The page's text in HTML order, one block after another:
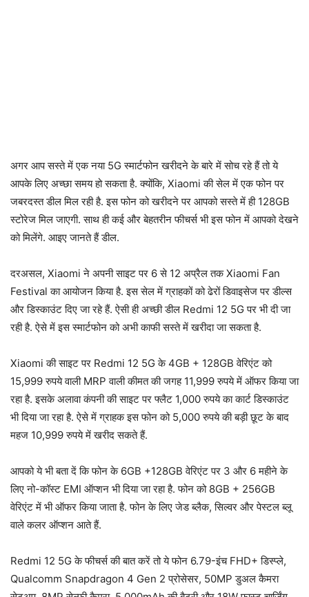
अगर आप सस्ते में एक नया 5G स्मार्टफोन खरीदने के बारे में सोच रहे हैं तो ये
आपके लिए अच्छा समय हो सकता है. क्योंकि, Xiaomi की सेल में एक फोन पर
जबरदस्त डील मिल रही है. इस फोन को खरीदने पर आपको सस्ते में ही 128GB
स्टोरेज मिल जाएगी. साथ ही कई और बेहतरीन फीचर्स भी इस फोन में आपको देखने
को मिलेंगे. आइए जानते हैं डील.
दरअसल, Xiaomi ने अपनी साइट पर 6 से 12 अप्रैल तक Xiaomi Fan
Festival का आयोजन किया है. इस सेल में ग्राहकों को ढेरों डिवाइसेज पर डील्स
और डिस्काउंट दिए जा रहे हैं. ऐसी ही अच्छी डील Redmi 12 5G पर भी दी जा
रही है. ऐसे में इस स्मार्टफोन को अभी काफी सस्ते में खरीदा जा सकता है.
Xiaomi की साइट पर Redmi 12 5G के 4GB + 128GB वेरिएंट को
15,999 रुपये वाली MRP वाली कीमत की जगह 11,999 रुपये में ऑफर किया जा
रहा है. इसके अलावा कंपनी की साइट पर फ्लैट 1,000 रुपये का कार्ट डिस्काउंट
भी दिया जा रहा है. ऐसे में ग्राहक इस फोन को 5,000 रुपये की बड़ी छूट के बाद
महज 10,999 रुपये में खरीद सकते हैं.
आपको ये भी बता दें कि फोन के 6GB +128GB वेरिएंट पर 3 और 6 महीने के
लिए नो-कॉस्ट EMI ऑप्शन भी दिया जा रहा है. फोन को 8GB + 256GB
वेरिएंट में भी ऑफर किया जाता है. फोन के लिए जेड ब्लैक, सिल्वर और पेस्टल ब्लू
वाले कलर ऑप्शन आते हैं.
Redmi 12 5G के फीचर्स की बात करें तो ये फोन 6.79-इंच FHD+ डिस्प्ले,
Qualcomm Snapdragon 4 Gen 2 प्रोसेसर, 50MP डुअल कैमरा